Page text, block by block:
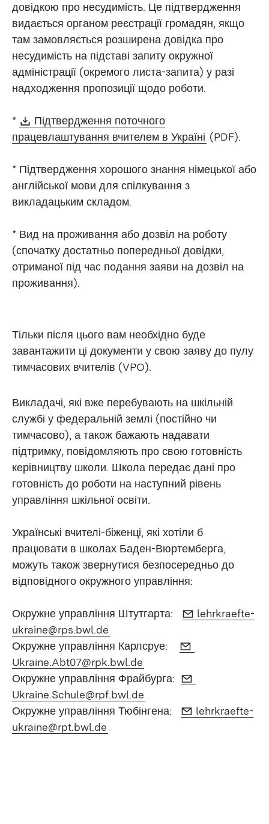
довідкою про несудимість. Це підтвердження
видається органом реєстрації громадян, якщо
там замовляється розширена довідка про
несудимість на підставі запиту окружної
адміністрації (окремого листа-запита) у разі
надходження пропозиції щодо роботи.
* Download:
Підтвердження поточного
працевлаштування вчителем в Україні (Öffnet in
(PDF).
* Підтвердження хорошого знання німецької або
англійської мови для спілкування з
викладацьким складом.
* Вид на проживання або дозвіл на роботу
(спочатку достатньо попередньої довідки,
отриманої під час подання заяви на дозвіл на
проживання).
Тільки після цього вам необхідно буде
завантажити ці документи у свою заяву до пулу
тимчасових вчителів (VPO).
Викладачі, які вже перебувають на шкільній
службі у федеральній землі (постійно чи
тимчасово), а також бажають надавати
підтримку, повідомляють про свою готовність
керівництву школи. Школа передає дані про
готовність до роботи на наступний рівень
управління шкільної освіти.
Українські вчителі-біженці, які хотіли б
працювати в школах Баден-Вюртемберга,
можуть також звернутися безпосередньо до
відповідного окружного управління:
Окружне управління Штутгарта: E-Mail:
lehrkraefte-
ukraine@rps.bwl.de
Окружне управління Карлсруе:
Ukraine.Abt07@rpk.bwl.de
Окружне управління Фрайбурга:
Ukraine.Schule@rpf.bwl.de
Окружне управління Тюбінгена:
E-Mail:
lehrkraefte-
ukraine@rpt.bwl.de